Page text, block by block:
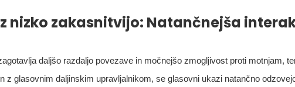
nizko zakasnitvijo: Natančnejša
daljšo razdaljo povezave in močnejšo zmogljivost proti motnjam,
z glasovnim daljinskim upravljalnikom, se glasovni ukazi natančno